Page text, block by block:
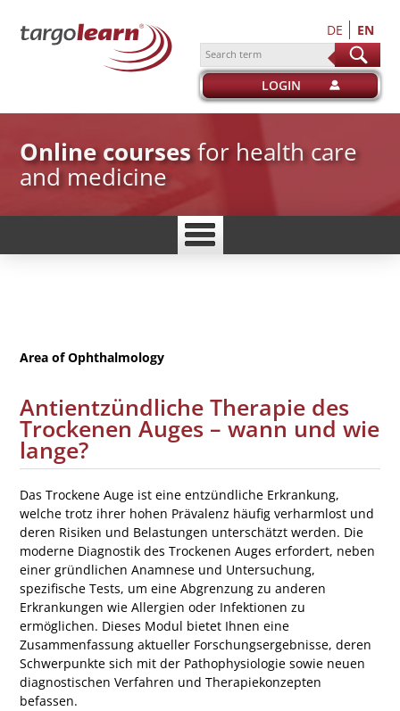
DE EN
search
LOGIN
Online coursesfor health care
and medicine
Area ofOphthalmology
Antientzündliche Therapie des
Trockenen Auges – wann und wie
lange?
Das Trockene Auge ist eine entzündliche Erkrankung,
welche trotz ihrer hohen Prävalenz häufig verharmlost und
deren Risiken und Belastungen unterschätzt werden. Die
moderne Diagnostik des Trockenen Auges erfordert, neben
einer gründlichen Anamnese und Untersuchung,
spezifische Tests, um eine Abgrenzung zu anderen
Erkrankungen wie Allergien oder Infektionen zu
ermöglichen. Dieses Modul bietet Ihnen eine
Zusammenfassung aktueller Forschungsergebnisse, deren
Schwerpunkte sich mit der Pathophysiologie sowie neuen
diagnostischen Verfahren und Therapiekonzepten
befassen.